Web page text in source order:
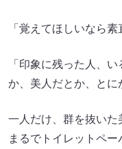
「覚えてほしいなら
「印象に残った人、
か、美人だとか、とに
一人だけ、群を抜いた
まるでトイレットペ